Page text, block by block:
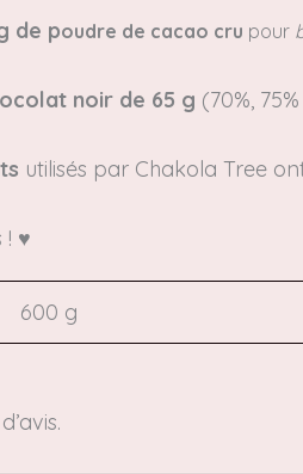
de poudre de cacao cru pour
noir de 65 g (70%,
utilisés par Chakola Tree
! ♥
600 g